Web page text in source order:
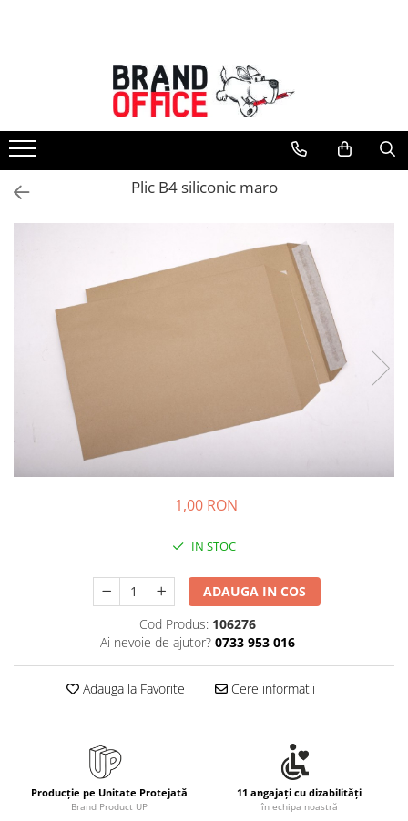
Unitate Protejata - PRODUCTIE
Hartie copiator si produse
tipografice
Produse consumabile din hartie
Detergenti si dezinfectanti
Formulare tipizate
Saci menajeri (Unitate Protejata)
Agende, calendare si organizatoare
Agende personalizabile
Organizatoare business
Birotica si papetarie
Hartie si articole din hartie
Bibliorafturi, caiete mecanice,
separatoare
Capsatoare, capse si perforatoare
Dosare, folii protectie si mape
Accesorii diverse pentru birou
Arhivare si depozitare
Instrumente de scris
Pixuri metalice
Seturi de scris Premium
Instrumente de scris eco
Creioane mecanice si grafit
Plic B4 siliconic maro
1,00 RON
IN STOC
ADAUGA IN COS
Cod Produs: 106276
Ai nevoie de ajutor? 0733 953 016
Adauga la Favorite Cere informatii
Producție pe Unitate Protejată
Brand Product UP
11 angajați cu dizabilități
în echipa noastră